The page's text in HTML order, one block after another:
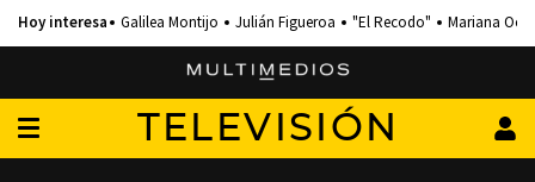
Galilea Montijo Julián Figueroa "El Recodo" Mariana
TELEVISIÓN